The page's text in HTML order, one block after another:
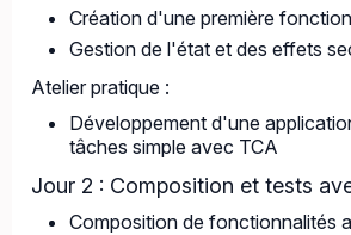
Création d'une première
Gestion de l'état et des effets
Atelier pratique :
Développement d'une
tâches simple avec TCA
Jour 2 : Composition et tests
Composition de fonctionnalités